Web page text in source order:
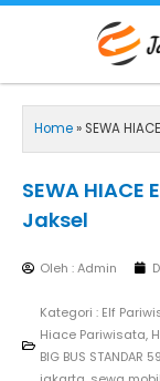
Home» SEWA
SEWA HIACE
Jaksel
Oleh : Admin
Kategori : Elf
Hiace Pariwisata,
BIG BUS STANDAR